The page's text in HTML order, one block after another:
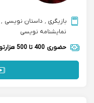
بازیگری , داستان نویسی ,
نمایشنامه نویسی
حضوری 400 تا 500 هزارتومان